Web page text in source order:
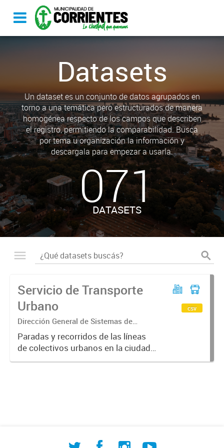
Datasets
Un dataset es un conjunto de datos agrupados en
torno a una temática pero estructurados de manera
homogénea respecto de los campos que describen
el registro, permitiendo la comparabilidad. Busca
por tema u organización la información y
descargala para empezar a usarla.
071
DATASETS
Servicio de Transporte
Urbano
Dirección General de Sistemas de
Información Geográfica
Paradas y recorridos de las líneas
de colectivos urbanos en la ciudad
de Corrientes
csv